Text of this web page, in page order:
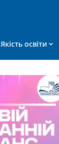
Якість освіти